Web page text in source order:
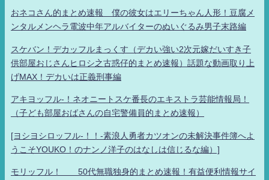
おネコさん的まとめ速報 僕の彼女はエリーちゃん人形！豆腐メ
ンタルメンヘラ電波中年アルバイターのぬいぐるみ男子末路編
スケバン！デカッフルまっくす（デカい強い2次元嫁だいすき子
供部屋おじさんヒロシ之古惑仔的まとめ速報）話題な動画取り上
げMAX！デカいは正義刑事編
アキヨッフル-！ネオニートスケ番長のエキストラ芸能情報局！
（子ども部屋おばさんの自宅警備員的まとめ速報）
[ヨシヨシロッフル-！！-素浪人勇者カツオンの未解決事件簿へよ
うこそYOUKO！のナンノ洋子のはなしは信じるな編）]
モリッフル！ 50代無職独身的まとめ速報！有益便利情報サイ